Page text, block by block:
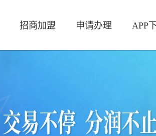
招商加盟 申请办理 APP